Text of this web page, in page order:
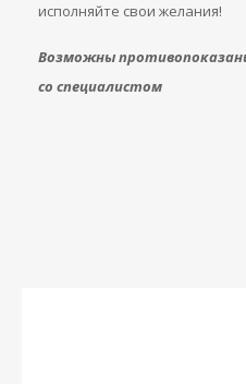
исполняйте свои желания!
Возможны
со специалистом